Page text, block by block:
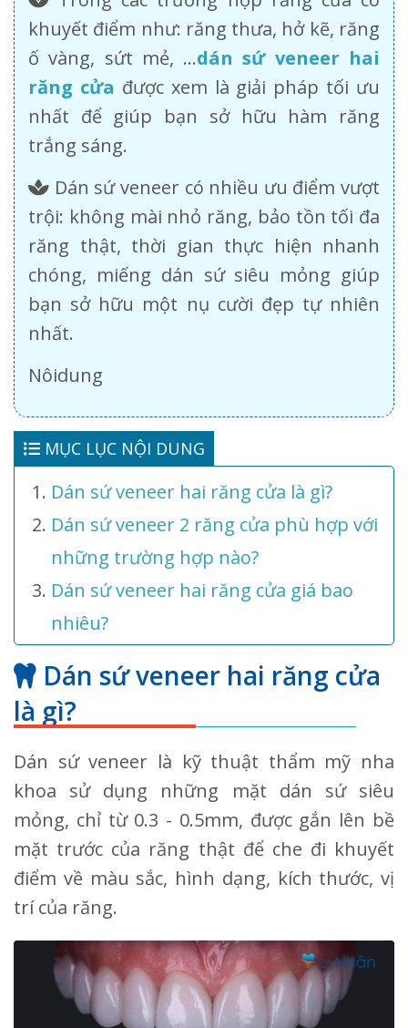
khuyết điểm như: răng thưa, hở kẽ, răng
ố vàng, sứt mẻ, …dán sứ veneer hai
răng cửa được xem là giải pháp tối ưu
nhất để giúp bạn sở hữu hàm răng
trắng sáng.
Dán sứ veneer có nhiều ưu điểm vượt
trội: không mài nhỏ răng, bảo tồn tối đa
răng thật, thời gian thực hiện nhanh
chóng, miếng dán sứ siêu mỏng giúp
bạn sở hữu một nụ cười đẹp tự nhiên
nhất.
Nôidung
MỤC LỤC NỘI DUNG
Dán sứ veneer hai răng cửa là gì?
Dán sứ veneer 2 răng cửa phù hợp với
những trường hợp nào?
Dán sứ veneer hai răng cửa giá bao
nhiêu?
Dán sứ veneer hai răng cửa
là gì?
Dán sứ veneer là kỹ thuật thẩm mỹ nha
khoa sử dụng những mặt dán sứ siêu
mỏng, chỉ từ 0.3 - 0.5mm, được gắn lên bề
mặt trước của răng thật để che đi khuyết
điểm về màu sắc, hình dạng, kích thước, vị
trí của răng.